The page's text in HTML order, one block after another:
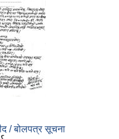
/ बोलपत्र सूचना